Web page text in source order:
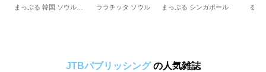
現地発着ツアー
ララチッタ ソウル まっぷる シンガポール るる
JTBパブリッシングの人気雑誌